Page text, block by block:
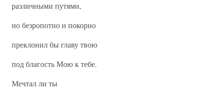
различными путями,
но безропотно и покорно
преклонил бы главу твою
под благость Мою к тебе.
Мечтал ли ты